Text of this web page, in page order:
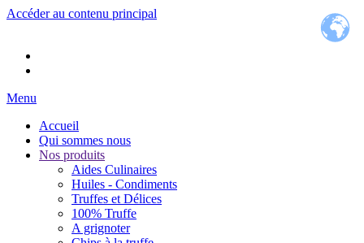
Accéder au contenu principal
Menu
Accueil
Qui sommes nous
Nos produits
Aides Culinaires
Huiles - Condiments
Truffes et Délices
100% Truffe
A grignoter